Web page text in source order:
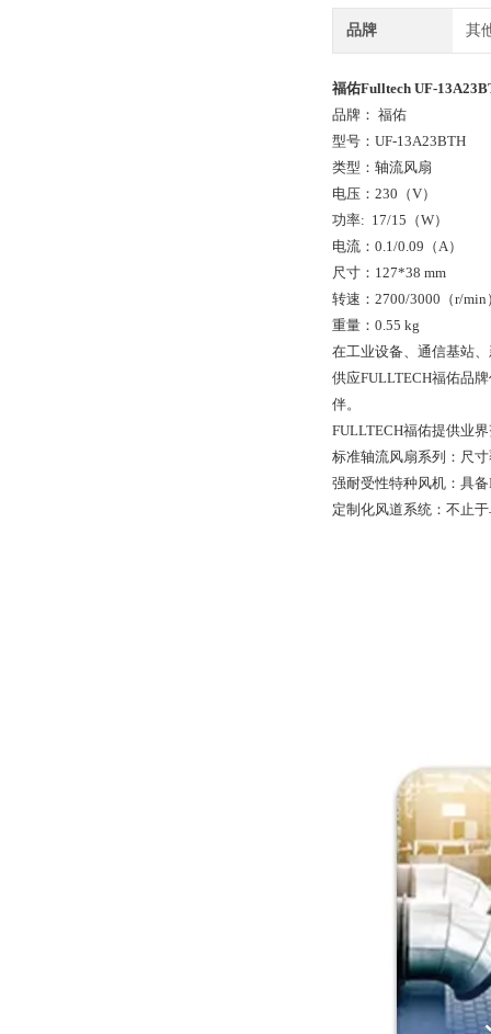
品牌 其
福佑Fulltech UF-
品牌： 福佑
型号：UF-13A23BTH
类型：轴流风扇
电压：230（V）
功率: 17/15（W）
电流：0.1/0.09（A）
尺寸：127*38 mm
转速：2700/3000（r/min
重量：0.55 kg
在工业设备、通信基站
供应FULLTECH福佑品
伴。
FULLTECH福佑提供业
标准轴流风扇系列：尺
强耐受性特种风机：具
定制化风道系统：不止